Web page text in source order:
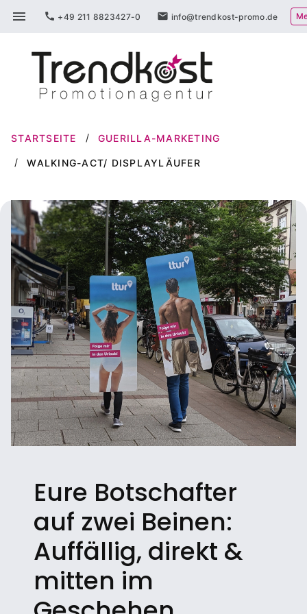
Inhalt
menu call +49 211 8823427-0 mail info@trendkost-promo.de
STARTSEITE GUERILLA-MARKETING
WALKING-ACT/ DISPLAYLÄUFER
Eure Botschafter
auf zwei Beinen:
Auffällig, direkt &
mitten im